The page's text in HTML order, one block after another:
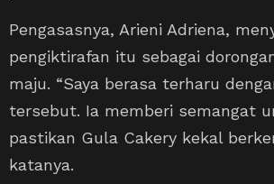
Pengasasnya, Arieni Adriena,
pengiktirafan itu sebagai
maju. “Saya berasa terharu
tersebut. Ia memberi semangat
pastikan Gula Cakery kekal
katanya.